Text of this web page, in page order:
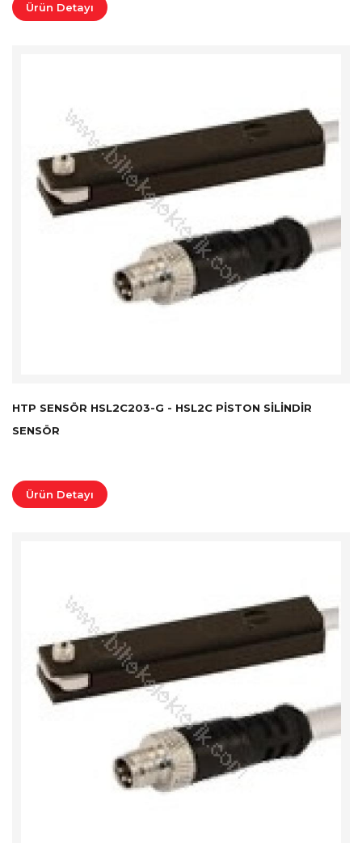
Ürün Detayı
HTP SENSÖR HSL2C203-G - HSL2C PISTON SILINDIR
SENSÖR
Ürün Detayı